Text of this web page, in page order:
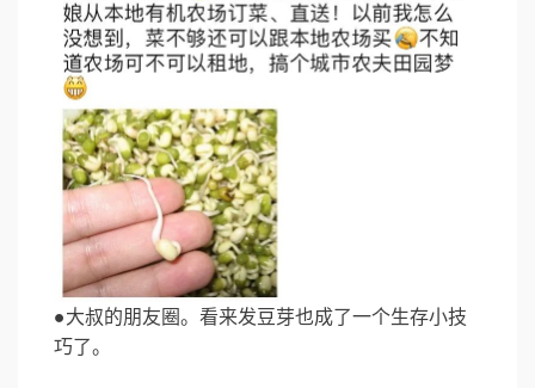
●大叔的朋友圈。看来发豆芽也成了一个生存小技
巧了。